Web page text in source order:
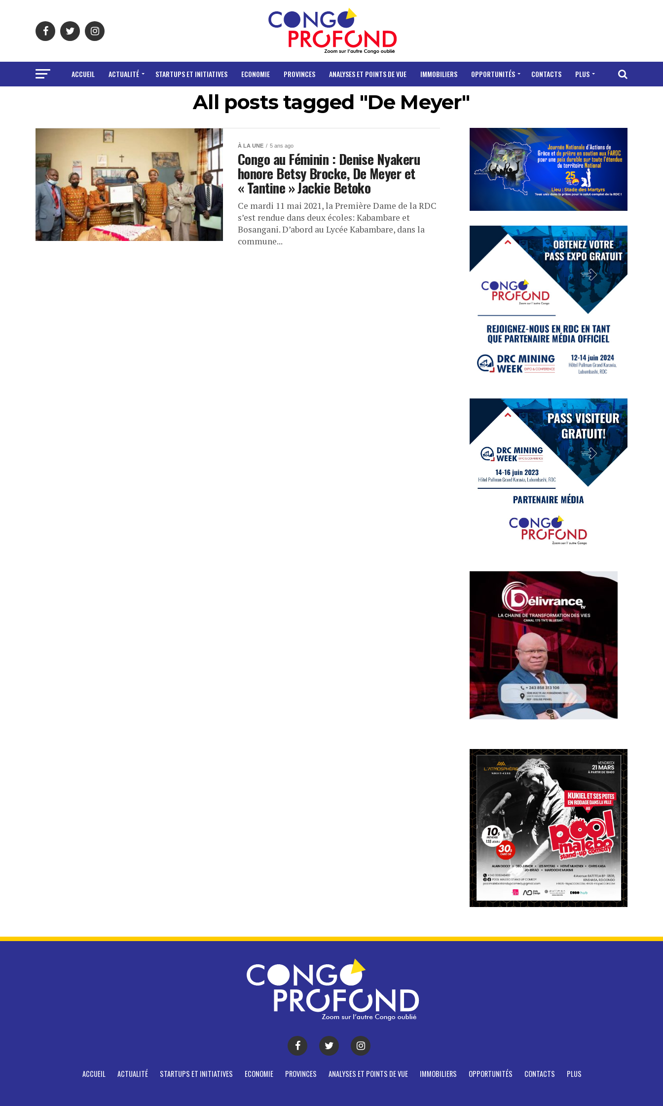
ACCUEIL ACTUALITÉ STARTUPS ET INITIATIVES ECONOMIE PROVINCES ANALYSES ET POINTS DE VUE IMMOBILIERS OPPORTUNITÉS CONTACTS PLUS
All posts tagged "De Meyer"
À LA UNE 5 ans ago
Congo au Féminin : Denise Nyakeru
honore Betsy Brocke, De Meyer et
« Tantine » Jackie Betoko
Ce mardi 11 mai 2021, la Première Dame de la RDC
s’est rendue dans deux écoles: Kabambare et
Bosangani. D’abord au Lycée Kabambare, dans la
commune...
ACCUEIL ACTUALITÉ STARTUPS ET INITIATIVES ECONOMIE PROVINCES ANALYSES ET POINTS DE VUE IMMOBILIERS OPPORTUNITÉS CONTACTS PLUS